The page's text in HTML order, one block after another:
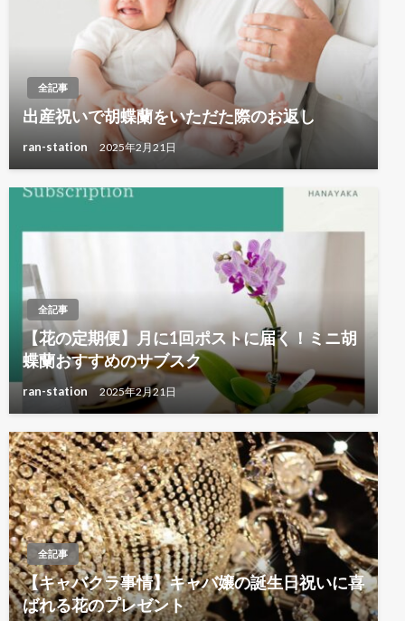
全記事
出産祝いで胡蝶蘭をいただた際のお返し
ran-station 2025年2月21日
全記事
【花の定期便】月に1回ポストに届く！ミニ胡
蝶蘭おすすめのサブスク
ran-station 2025年2月21日
全記事
【キャバクラ事情】キャバ嬢の誕生日祝いに喜
ばれる花のプレゼント